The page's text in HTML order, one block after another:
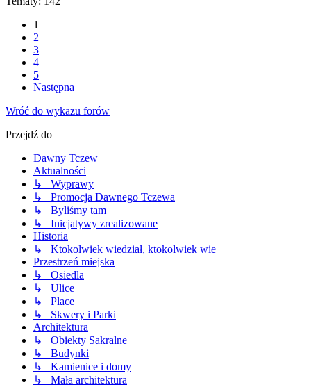
1
2
3
4
5
Następna
Wróć do wykazu forów
Przejdź do
Dawny Tczew
Aktualności
↳ Wyprawy
↳ Promocja Dawnego Tczewa
↳ Byliśmy tam
↳ Inicjatywy zrealizowane
Historia
↳ Ktokolwiek wiedział, ktokolwiek wie
Przestrzeń miejska
↳ Osiedla
↳ Ulice
↳ Place
↳ Skwery i Parki
Architektura
↳ Obiekty Sakralne
↳ Budynki
↳ Kamienice i domy
↳ Mała architektura